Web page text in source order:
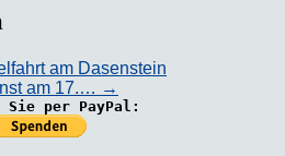
am Dasenstein
am 17.… →
Sie per PayPal: